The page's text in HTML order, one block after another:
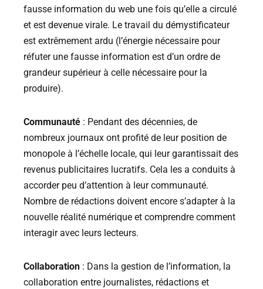
fausse information du web une fois qu’elle a circulé
et est devenue virale. Le travail du démystificateur
est extrêmement ardu (l’énergie nécessaire pour
réfuter une fausse information est d’un ordre de
grandeur supérieur à celle nécessaire pour la
produire).
Communauté : Pendant des décennies, de
nombreux journaux ont profité de leur position de
monopole à l’échelle locale, qui leur garantissait des
revenus publicitaires lucratifs. Cela les a conduits à
accorder peu d’attention à leur communauté.
Nombre de rédactions doivent encore s’adapter à la
nouvelle réalité numérique et comprendre comment
interagir avec leurs lecteurs.
Collaboration : Dans la gestion de l’information, la
collaboration entre journalistes, rédactions et